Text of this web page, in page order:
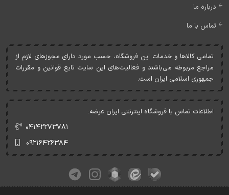
درباره ما
تماس با ما
تمامی کالاها و خدمات اين فروشگاه، حسب مورد دارای مجوزهای لازم از
مراجع مربوطه می‌باشند و فعاليت‌های اين سايت تابع قوانين و مقررات
جمهوری اسلامی ايران است.
اطلاعات تماس با فروشگاه اینترنتی ایران عرضه:
۰۴۱۴۲۲۷۳۷۸۱
۰۹۲۱۶۴۲۶۳۸۴